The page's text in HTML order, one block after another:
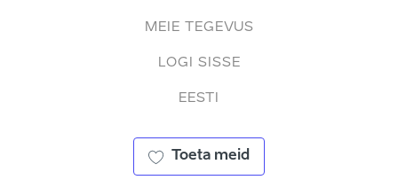
MEIE TEGEVUS
LOGI SISSE
EESTI
Toeta meid